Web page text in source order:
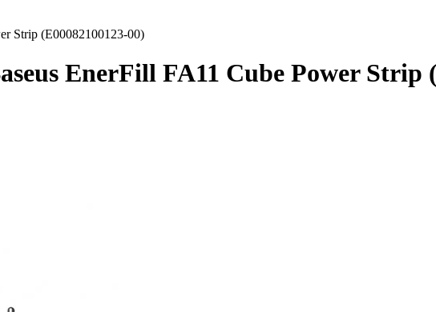
Strip (E00082100123-00)
EnerFill FA11 Cube Power Strip